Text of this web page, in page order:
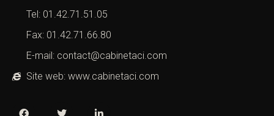
Tel: 01.42.71.51.05
Fax: 01.42.71.66.80
E-mail: contact@cabinetaci.com
Site web: www.cabinetaci.com